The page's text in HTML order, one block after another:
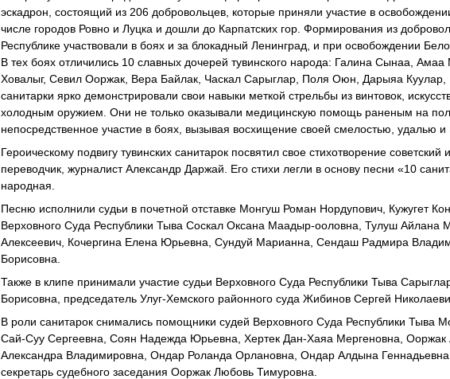
эскадрон, состоящий из 206 добровольцев, которые приняли участие в
числе городов Ровно и Луцка и дошли до Карпатских гор. Формирования из
Республике участвовали в боях и за блокадный Ленинград, и при освобождении
В тех боях отличились 10 славных дочерей тувинского народа: Галина Сынаа,
Ховалыг, Севил Ооржак, Вера Байлак, Часкал Сарыглар, Поля Оюн, Дарыяа Куулар,
санитарки ярко демонстрировали свои навыки меткой стрельбы из винтовок,
холодным оружием. Они не только оказывали медицинскую помощь раненым на
непосредственное участие в боях, вызывая восхищение своей смелостью, удалью и
Героическому подвигу тувинских санитарок посвятил свое стихотворение советский
переводчик, журналист Александр Даржай. Его стихи легли в основу песни «10
народная.
Песню исполнили судьи в почетной отставке Монгуш Роман Нордупович, Кужугет
Верховного Суда Республики Тыва Соскал Оксана Маадыр-ооловна, Тулуш Айлана
Алексеевич, Кочергина Елена Юрьевна, Сундуй Марианна, Сендаш Радмира
Борисовна.
Также в клипе принимали участие судьи Верховного Суда Республики Тыва
Борисовна, председатель Улуг-Хемского районного суда Жибинов Сергей
В роли санитарок снимались помощники судей Верховного Суда Республики Тыва
Сай-Суу Сергеевна, Соян Надежда Юрьевна, Хертек Дан-Хаяа Мергеновна, Ооржак
Александра Владимировна, Ондар Роланда Орлановна, Ондар Алдына
секретарь судебного заседания Ооржак Любовь Тимуровна.